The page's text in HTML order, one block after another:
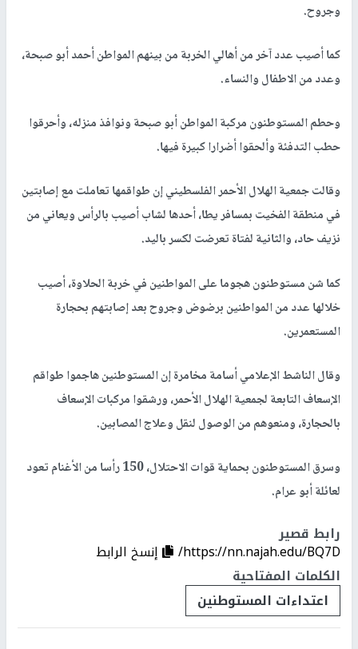
وجروح.
كما أصيب عدد آخر من أهالي الخربة من بينهم المواطن أحمد أبو صبحة،
وعدد من الاطفال والنساء.
وحطم المستوطنون مركبة المواطن أبو صبحة ونوافذ منزله، وأحرقوا
حطب التدفئة وألحقوا أضرارا كبيرة فيها.
وقالت جمعية الهلال الأحمر الفلسطيني إن طواقمها تعاملت مع إصابتين
في منطقة الفخيت بمسافر يطا، أحدها لشاب أصيب بالرأس ويعاني من
نزيف حاد، والثانية لفتاة تعرضت لكسر باليد.
كما شن مستوطنون هجوما على المواطنين في خربة الحلاوة، أصيب
خلالها عدد من المواطنين برضوض وجروح بعد إصابتهم بحجارة
المستعمرين.
وقال الناشط الإعلامي أسامة مخامرة إن المستوطنين هاجموا طواقم
الإسعاف التابعة لجمعية الهلال الأحمر، ورشقوا مركبات الإسعاف
بالحجارة، ومنعوهم من الوصول لنقل وعلاج المصابين.
وسرق المستوطنون بحماية قوات الاحتلال، 150 رأسا من الأغنام تعود
لعائلة أبو عرام.
رابط قصير
https://nn.najah.edu/BQ7D/
إنسخ الرابط
الكلمات المفتاحية
اعتداءات المستوطنين